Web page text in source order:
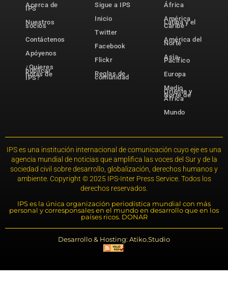
Acerca de
IPS
Nuestros
socios
Contáctenos
Apóyenos
¿Quieres
publicar
notas de
IPS?
Sigue a IPS
Inicio
Twitter
Facebook
Flickr
Reglas de
comunidad
África
América
Latina y el
Caribe
América del
Norte
Asia-
Pacífico
Europa
Medio
Oriente y
Norte de
África
Mundo
IPS es una institución internacional de comunicación cuyo eje es una
agencia mundial de noticias que amplifica las voces del Sur y de la
sociedad civil sobre desarrollo, globalización, derechos humanos y
ambiente. Copyright © 2025 IPS-Inter Press Service. Todos los
derechos reservados.
IPS es la única organización periodística mundial con más
personal y corresponsales en el mundo en desarrollo que en los
países ricos. DONAR
Desarrollo & Hosting: Atiko.Studio